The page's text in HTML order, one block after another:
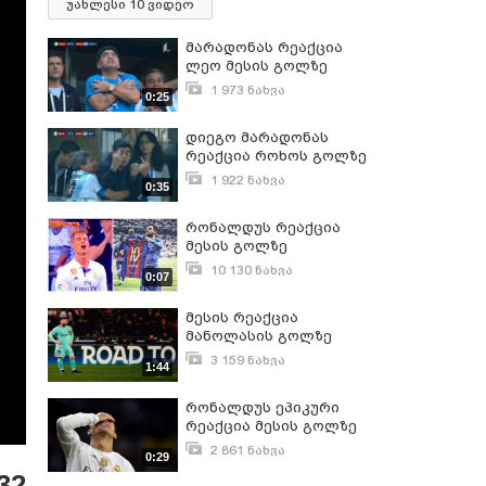
უახლესი 10 ვიდეო
0:25
მარადონას რეაქცია
ლეო მესის გოლზე
1 973 ნახვა
0:35
დიეგო მარადონას
რეაქცია როხოს გოლზე
:D
1 922 ნახვა
0:07
რონალდუს რეაქცია
მესის გოლზე
10 130 ნახვა
1:44
მესის რეაქცია
მანოლასის გოლზე
3 159 ნახვა
0:29
რონალდუს ეპიკური
რეაქცია მესის გოლზე
2 861 ნახვა